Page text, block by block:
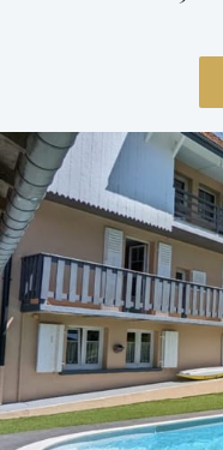
Blog
LOISIRS
Français